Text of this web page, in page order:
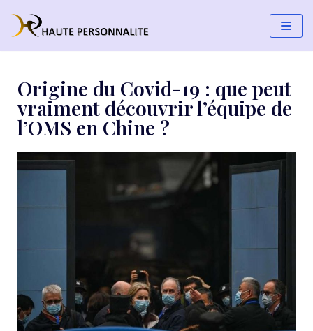
Aller
au
Origine du Covid-19 : que peut
vraiment découvrir l’équipe de
l’OMS en Chine ?